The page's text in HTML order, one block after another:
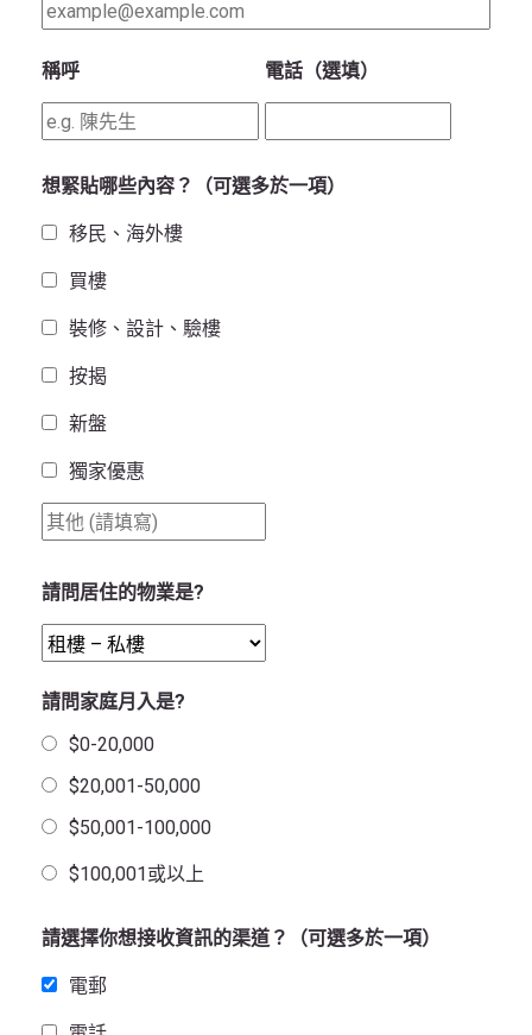
稱呼 電話（選填）
想緊貼哪些內容？（可選多於一項）
移民、海外樓
買樓
裝修、設計、驗樓
按揭
新盤
獨家優惠
請問居住的物業是?
請問家庭月入是?
$0-20,000
$20,001-50,000
$50,001-100,000
$100,001或以上
請選擇你想接收資訊的渠道？（可選多於一項）
電郵